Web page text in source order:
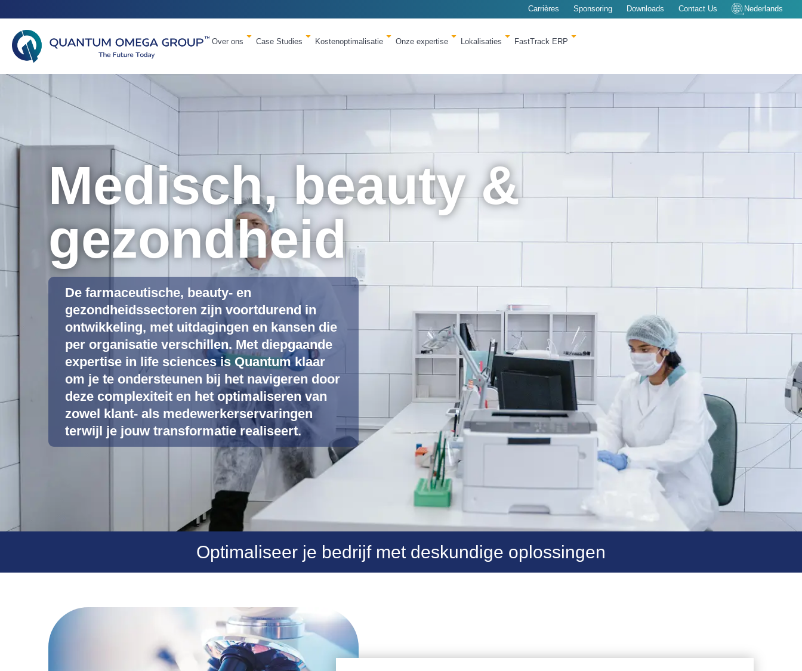
Carrières Sponsoring Downloads Contact Us Nederlands
Over ons Case Studies Kostenoptimalisatie Onze expertise Lokalisaties FastTrack ERP
Medisch, beauty &
gezondheid
De farmaceutische, beauty- en
gezondheidssectoren zijn voortdurend in
ontwikkeling, met uitdagingen en kansen die
per organisatie verschillen. Met diepgaande
expertise in life sciences is Quantum klaar
om je te ondersteunen bij het navigeren door
deze complexiteit en het optimaliseren van
zowel klant- als medewerkerservaringen
terwijl je jouw transformatie realiseert.
Optimaliseer je bedrijf met deskundige oplossingen